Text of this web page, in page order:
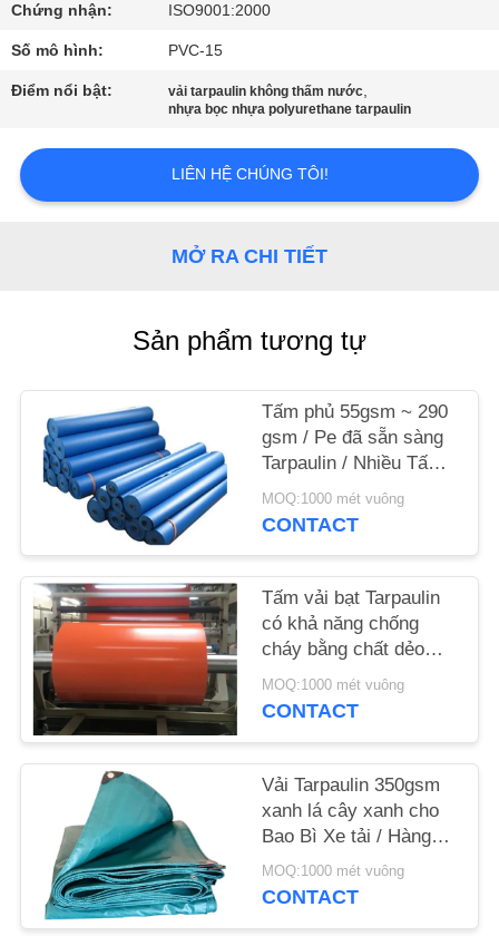
NHÀ
MÁY
SOÁT
CHẤT
CHÚNG
TÔI
SƠ
TRANG
WEB
PRIVACY
POLICY
Chứng nhận: ISO9001:2000
Số mô hình: PVC-15
Điểm nổi bật: vải tarpaulin không thấm nước,
nhựa bọc nhựa polyurethane tarpaulin
LIÊN HỆ CHÚNG TÔI!
MỞ RA CHI TIẾT
Sản phẩm tương tự
Tấm phủ 55gsm ~ 290
gsm / Pe đã sẵn sàng
Tarpaulin / Nhiều Tấm /
Canvas Roll
MOQ:1000 mét vuông
CONTACT
Tấm vải bạt Tarpaulin
có khả năng chống
cháy bằng chất dẻo
1000D có khả năng
chống thấm, phủ bóng,
MOQ:1000 mét vuông
CONTACT
Vải Tarpaulin 350gsm
xanh lá cây xanh cho
Bao Bì Xe tải / Hàng
Hóa, Chống oxy hóa
MOQ:1000 mét vuông
CONTACT